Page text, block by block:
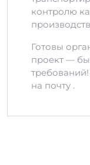
контролю
Готовы
проект —
на почту .